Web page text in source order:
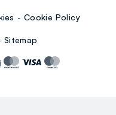
Cookie Policy
Sitemap